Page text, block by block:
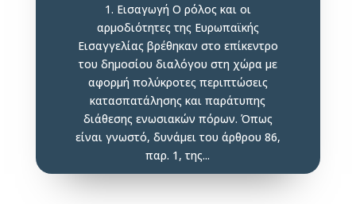
1. Εισαγωγή Ο ρόλος και οι
αρμοδιότητες της Ευρωπαϊκής
Εισαγγελίας βρέθηκαν στο επίκεντρο
του δημοσίου διαλόγου στη χώρα με
αφορμή πολύκροτες περιπτώσεις
κατασπατάλησης και παράτυπης
διάθεσης ενωσιακών πόρων. Όπως
είναι γνωστό, δυνάμει του άρθρου 86,
παρ. 1, της...